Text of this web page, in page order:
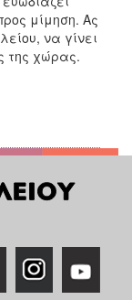
μίμηση. Ας
να γίνει
της χώρας.